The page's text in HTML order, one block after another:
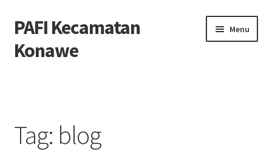
Skip
to
navigation
Skip
to
content
PAFI Kecamatan
Konawe
Menu
Privacy Policy
Tag: blog